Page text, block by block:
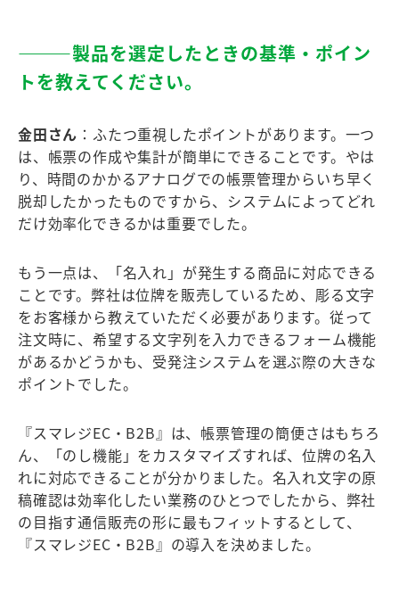
―――製品を選定したときの基準・ポイン
トを教えてください。
金田さん ：ふたつ重視したポイントがあります。一つ
は、帳票の作成や集計が簡単にできることです。やは
り、時間のかかるアナログでの帳票管理からいち早く
脱却したかったものですから、システムによってどれ
だけ効率化できるかは重要でした。
もう一点は、「名入れ」が発生する商品に対応できる
ことです。弊社は位牌を販売しているため、彫る文字
をお客様から教えていただく必要があります。従って
注文時に、希望する文字列を入力できるフォーム機能
があるかどうかも、受発注システムを選ぶ際の大きな
ポイントでした。
『スマレジEC・B2B』は、帳票管理の簡便さはもちろ
ん、「のし機能」をカスタマイズすれば、位牌の名入
れに対応できることが分かりました。名入れ文字の原
稿確認は効率化したい業務のひとつでしたから、弊社
の目指す通信販売の形に最もフィットするとして、
『スマレジEC・B2B』の導入を決めました。